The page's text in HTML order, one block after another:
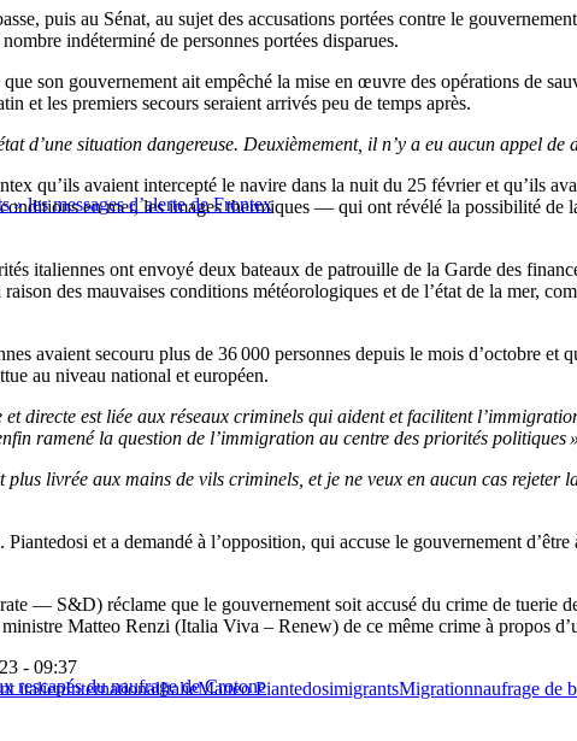
puis au Sénat, au sujet des accusations portées contre le
indéterminé de personnes portées disparues.
son gouvernement ait empêché la mise en œuvre des opérations de
et les premiers secours seraient arrivés peu de temps après.
d’une situation dangereuse. Deuxièmement, il n’y a eu aucun appel de
» les messages d’alerte de Frontex
qu’ils avaient intercepté le navire dans la nuit du 25 février et qu’ils
en mer, les images thermiques — qui ont révélé la possibilité
italiennes ont envoyé deux bateaux de patrouille de la Garde des
des mauvaises conditions météorologiques et de l’état de la mer,
avaient secouru plus de 36 000 personnes depuis le mois d’octobre
au niveau national et européen.
directe est liée aux réseaux criminels qui aident et facilitent
ramené la question de l’immigration au centre des priorités politiques »
livrée aux mains de vils criminels, et je ne veux en aucun cas rejeter
et a demandé à l’opposition, qui accuse le gouvernement
— S&D) réclame que le gouvernement soit accusé du crime de tuerie
Matteo Renzi (Italia Viva – Renew) de ce même crime à propos
rescapés du naufrage de Crotone
- 09:37
italienInternationalItalieMatteo PiantedosimigrantsMigrationnaufrage de